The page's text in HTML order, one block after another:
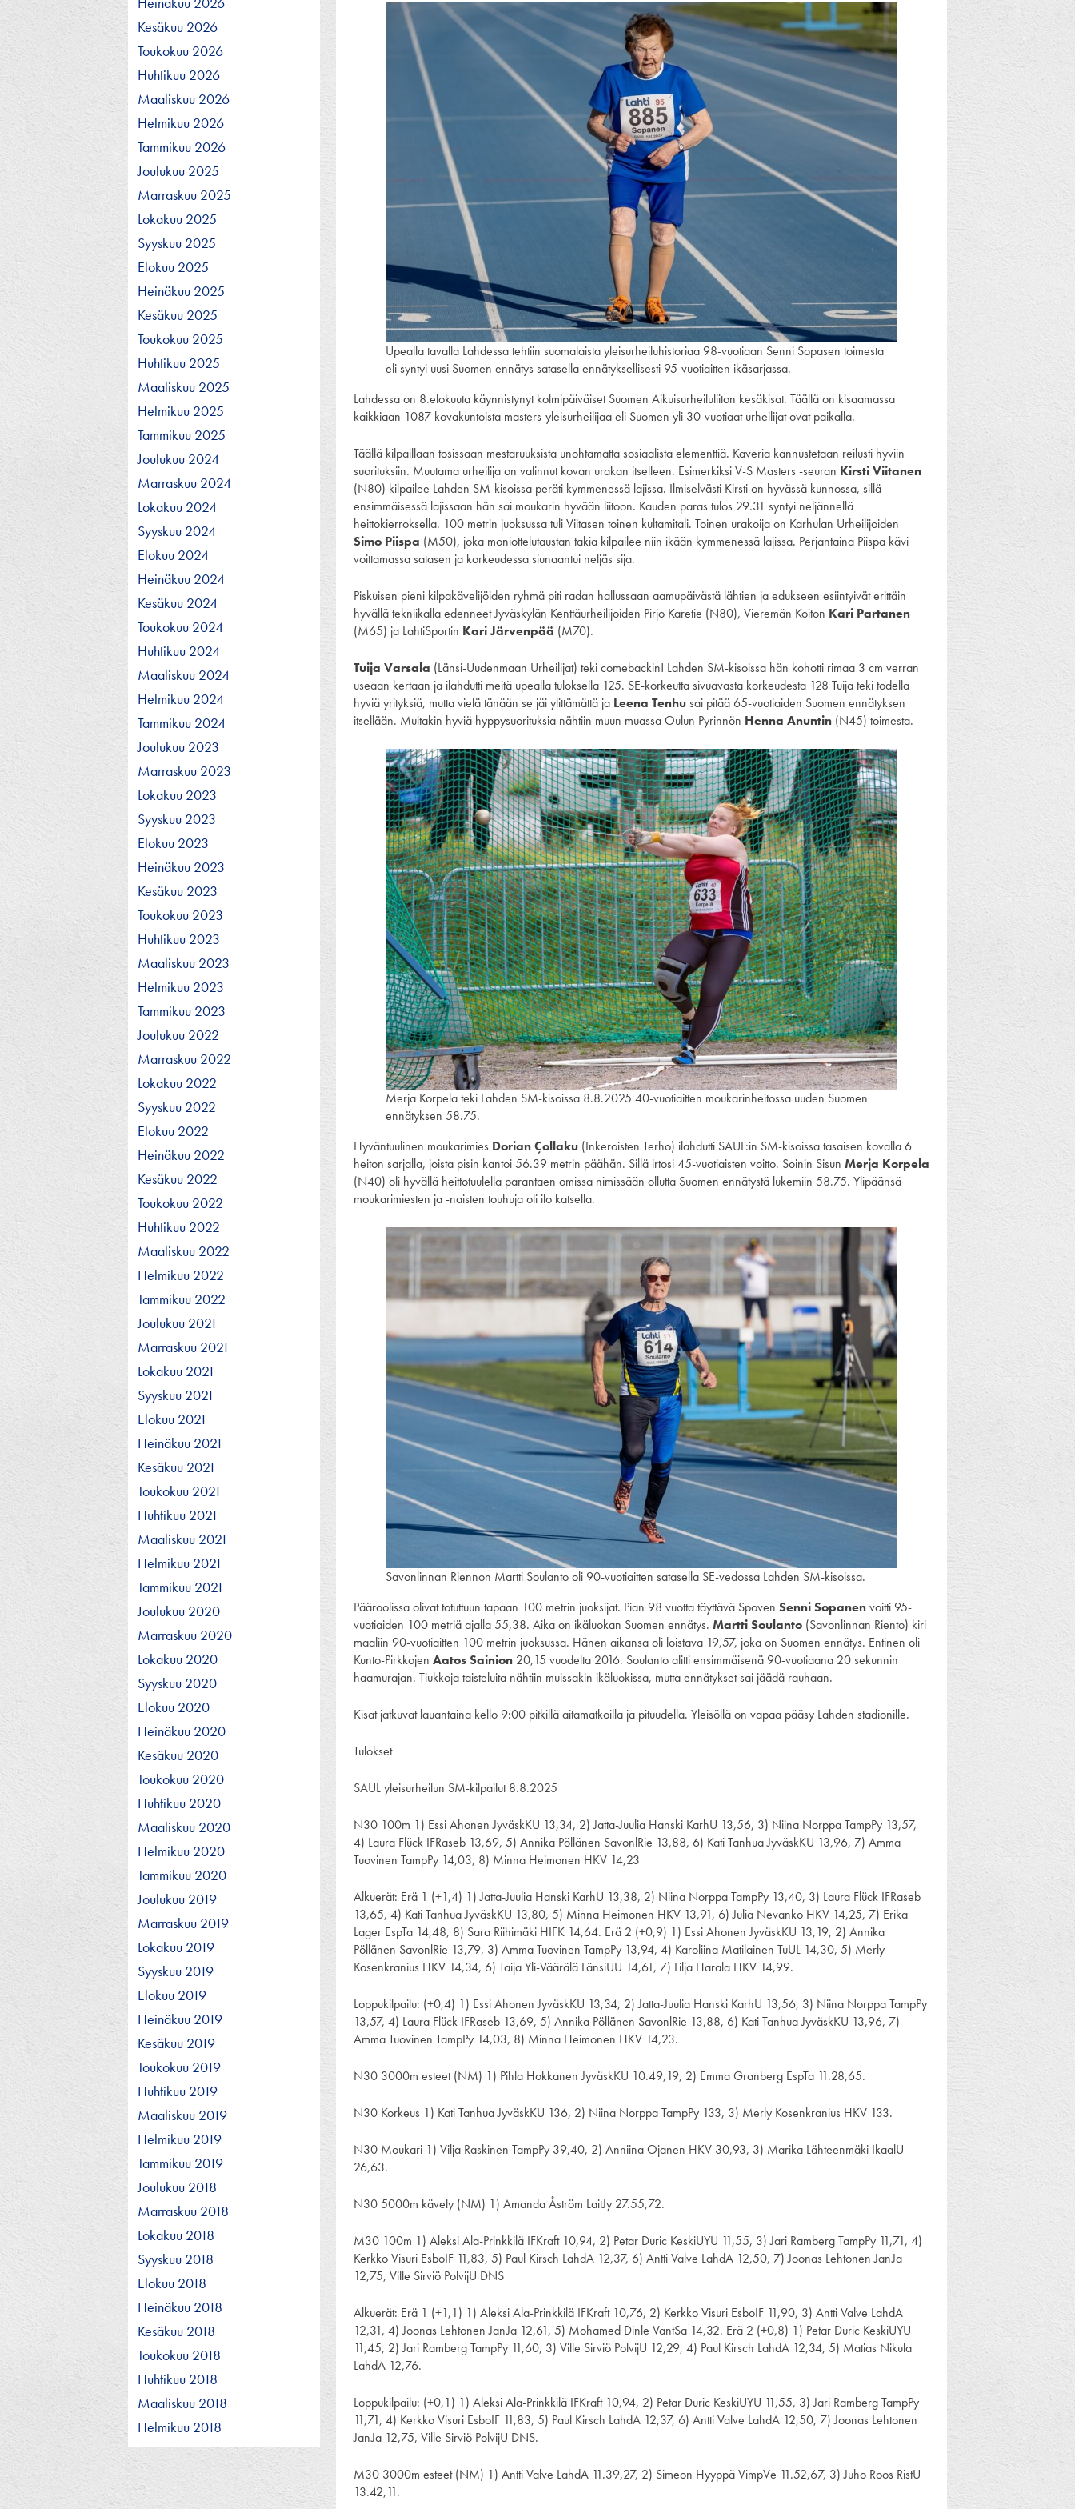
Kesäkuu 2026
Toukokuu 2026
Huhtikuu 2026
Maaliskuu 2026
Helmikuu 2026
Tammikuu 2026
Joulukuu 2025
Marraskuu 2025
Lokakuu 2025
Syyskuu 2025
Elokuu 2025
Heinäkuu 2025
Kesäkuu 2025
Toukokuu 2025
Huhtikuu 2025
Maaliskuu 2025
Helmikuu 2025
Tammikuu 2025
Joulukuu 2024
Marraskuu 2024
Lokakuu 2024
Syyskuu 2024
Elokuu 2024
Heinäkuu 2024
Kesäkuu 2024
Toukokuu 2024
Huhtikuu 2024
Maaliskuu 2024
Helmikuu 2024
Tammikuu 2024
Joulukuu 2023
Marraskuu 2023
Lokakuu 2023
Syyskuu 2023
Elokuu 2023
Heinäkuu 2023
Kesäkuu 2023
Toukokuu 2023
Huhtikuu 2023
Maaliskuu 2023
Helmikuu 2023
Tammikuu 2023
Joulukuu 2022
Marraskuu 2022
Lokakuu 2022
Syyskuu 2022
Elokuu 2022
Heinäkuu 2022
Kesäkuu 2022
Toukokuu 2022
Huhtikuu 2022
Maaliskuu 2022
Helmikuu 2022
Tammikuu 2022
Joulukuu 2021
Marraskuu 2021
Lokakuu 2021
Syyskuu 2021
Elokuu 2021
Heinäkuu 2021
Kesäkuu 2021
Toukokuu 2021
Huhtikuu 2021
Maaliskuu 2021
Helmikuu 2021
Tammikuu 2021
Joulukuu 2020
Marraskuu 2020
Lokakuu 2020
Syyskuu 2020
Elokuu 2020
Heinäkuu 2020
Kesäkuu 2020
Toukokuu 2020
Huhtikuu 2020
Maaliskuu 2020
Helmikuu 2020
Tammikuu 2020
Joulukuu 2019
Marraskuu 2019
Lokakuu 2019
Syyskuu 2019
Elokuu 2019
Heinäkuu 2019
Kesäkuu 2019
Toukokuu 2019
Huhtikuu 2019
Maaliskuu 2019
Helmikuu 2019
Tammikuu 2019
Joulukuu 2018
Marraskuu 2018
Lokakuu 2018
Syyskuu 2018
Elokuu 2018
Heinäkuu 2018
Kesäkuu 2018
Toukokuu 2018
Huhtikuu 2018
Maaliskuu 2018
Helmikuu 2018
Upealla tavalla Lahdessa tehtiin suomalaista yleisurheiluhistoriaa 98-vuotiaan Senni Sopasen toimesta
eli syntyi uusi Suomen ennätys satasella ennätyksellisesti 95-vuotiaitten ikäsarjassa.
Lahdessa on 8.elokuuta käynnistynyt kolmipäiväiset Suomen Aikuisurheiluliiton kesäkisat. Täällä on kisaamassa
kaikkiaan 1087 kovakuntoista masters-yleisurheilijaa eli Suomen yli 30-vuotiaat urheilijat ovat paikalla.
Täällä kilpaillaan tosissaan mestaruuksista unohtamatta sosiaalista elementtiä. Kaveria kannustetaan reilusti hyviin
suorituksiin. Muutama urheilija on valinnut kovan urakan itselleen. Esimerkiksi V-S Masters -seuran Kirsti Viitanen
(N80) kilpailee Lahden SM-kisoissa peräti kymmenessä lajissa. Ilmiselvästi Kirsti on hyvässä kunnossa, sillä
ensimmäisessä lajissaan hän sai moukarin hyvään liitoon. Kauden paras tulos 29.31 syntyi neljännellä
heittokierroksella. 100 metrin juoksussa tuli Viitasen toinen kultamitali. Toinen urakoija on Karhulan Urheilijoiden
Simo Piispa (M50), joka moniottelutaustan takia kilpailee niin ikään kymmenessä lajissa. Perjantaina Piispa kävi
voittamassa satasen ja korkeudessa siunaantui neljäs sija.
Piskuisen pieni kilpakävelijöiden ryhmä piti radan hallussaan aamupäivästä lähtien ja edukseen esiintyivät erittäin
hyvällä tekniikalla edenneet Jyväskylän Kenttäurheilijoiden Pirjo Karetie (N80), Vieremän Koiton Kari Partanen
(M65) ja LahtiSportin Kari Järvenpää (M70).
Tuija Varsala (Länsi-Uudenmaan Urheilijat) teki comebackin! Lahden SM-kisoissa hän kohotti rimaa 3 cm verran
useaan kertaan ja ilahdutti meitä upealla tuloksella 125. SE-korkeutta sivuavasta korkeudesta 128 Tuija teki todella
hyviä yrityksiä, mutta vielä tänään se jäi ylittämättä ja Leena Tenhusai pitää 65-vuotiaiden Suomen ennätyksen
itsellään. Muitakin hyviä hyppysuorituksia nähtiin muun muassa Oulun Pyrinnön Henna Anuntin (N45) toimesta.
Merja Korpela teki Lahden SM-kisoissa 8.8.2025 40-vuotiaitten moukarinheitossa uuden Suomen
ennätyksen 58.75.
Hyväntuulinen moukarimies Dorian Çollaku (Inkeroisten Terho) ilahdutti SAUL:in SM-kisoissa tasaisen kovalla 6
heiton sarjalla, joista pisin kantoi 56.39 metrin päähän. Sillä irtosi 45-vuotiaisten voitto. Soinin Sisun Merja Korpela
(N40) oli hyvällä heittotuulella parantaen omissa nimissään ollutta Suomen ennätystä lukemiin 58.75. Ylipäänsä
moukarimiesten ja -naisten touhuja oli ilo katsella.
Savonlinnan Riennon Martti Soulanto oli 90-vuotiaitten satasella SE-vedossa Lahden SM-kisoissa.
Pääroolissa olivat totuttuun tapaan 100 metrin juoksijat. Pian 98 vuotta täyttävä Spoven Senni Sopanenvoitti 95-
vuotiaiden 100 metriä ajalla 55,38. Aika on ikäluokan Suomen ennätys. Martti Soulanto (Savonlinnan Riento) kiri
maaliin 90-vuotiaitten 100 metrin juoksussa. Hänen aikansa oli loistava 19,57, joka on Suomen ennätys. Entinen oli
Kunto-Pirkkojen Aatos Sainion 20,15 vuodelta 2016. Soulanto alitti ensimmäisenä 90-vuotiaana 20 sekunnin
haamurajan. Tiukkoja taisteluita nähtiin muissakin ikäluokissa, mutta ennätykset sai jäädä rauhaan.
Kisat jatkuvat lauantaina kello 9:00 pitkillä aitamatkoilla ja pituudella. Yleisöllä on vapaa pääsy Lahden stadionille.
Tulokset
SAUL yleisurheilun SM-kilpailut 8.8.2025
N30 100m 1) Essi Ahonen JyväskKU 13,34, 2) Jatta-Juulia Hanski KarhU 13,56, 3) Niina Norppa TampPy 13,57,
4) Laura Flück IFRaseb 13,69, 5) Annika Pöllänen SavonlRie 13,88, 6) Kati Tanhua JyväskKU 13,96, 7) Amma
Tuovinen TampPy 14,03, 8) Minna Heimonen HKV 14,23
Alkuerät: Erä 1 (+1,4) 1) Jatta-Juulia Hanski KarhU 13,38, 2) Niina Norppa TampPy 13,40, 3) Laura Flück IFRaseb
13,65, 4) Kati Tanhua JyväskKU 13,80, 5) Minna Heimonen HKV 13,91, 6) Julia Nevanko HKV 14,25, 7) Erika
Lager EspTa 14,48, 8) Sara Riihimäki HIFK 14,64. Erä 2 (+0,9) 1) Essi Ahonen JyväskKU 13,19, 2) Annika
Pöllänen SavonlRie 13,79, 3) Amma Tuovinen TampPy 13,94, 4) Karoliina Matilainen TuUL 14,30, 5) Merly
Kosenkranius HKV 14,34, 6) Taija Yli-Väärälä LänsiUU 14,61, 7) Lilja Harala HKV 14,99.
Loppukilpailu: (+0,4) 1) Essi Ahonen JyväskKU 13,34, 2) Jatta-Juulia Hanski KarhU 13,56, 3) Niina Norppa TampPy
13,57, 4) Laura Flück IFRaseb 13,69, 5) Annika Pöllänen SavonlRie 13,88, 6) Kati Tanhua JyväskKU 13,96, 7)
Amma Tuovinen TampPy 14,03, 8) Minna Heimonen HKV 14,23.
N30 3000m esteet (NM) 1) Pihla Hokkanen JyväskKU 10.49,19, 2) Emma Granberg EspTa 11.28,65.
N30 Korkeus 1) Kati Tanhua JyväskKU 136, 2) Niina Norppa TampPy 133, 3) Merly Kosenkranius HKV 133.
N30 Moukari 1) Vilja Raskinen TampPy 39,40, 2) Anniina Ojanen HKV 30,93, 3) Marika Lähteenmäki IkaalU
26,63.
N30 5000m kävely (NM) 1) Amanda Åström LaitJy 27.55,72.
M30 100m 1) Aleksi Ala-Prinkkilä IFKraft 10,94, 2) Petar Duric KeskiUYU 11,55, 3) Jari Ramberg TampPy 11,71, 4)
Kerkko Visuri EsboIF 11,83, 5) Paul Kirsch LahdA 12,37, 6) Antti Valve LahdA 12,50, 7) Joonas Lehtonen JanJa
12,75, Ville Sirviö PolvijU DNS
Alkuerät: Erä 1 (+1,1) 1) Aleksi Ala-Prinkkilä IFKraft 10,76, 2) Kerkko Visuri EsboIF 11,90, 3) Antti Valve LahdA
12,31, 4) Joonas Lehtonen JanJa 12,61, 5) Mohamed Dinle VantSa 14,32. Erä 2 (+0,8) 1) Petar Duric KeskiUYU
11,45, 2) Jari Ramberg TampPy 11,60, 3) Ville Sirviö PolvijU 12,29, 4) Paul Kirsch LahdA 12,34, 5) Matias Nikula
LahdA 12,76.
Loppukilpailu: (+0,1) 1) Aleksi Ala-Prinkkilä IFKraft 10,94, 2) Petar Duric KeskiUYU 11,55, 3) Jari Ramberg TampPy
11,71, 4) Kerkko Visuri EsboIF 11,83, 5) Paul Kirsch LahdA 12,37, 6) Antti Valve LahdA 12,50, 7) Joonas Lehtonen
JanJa 12,75, Ville Sirviö PolvijU DNS.
M30 3000m esteet (NM) 1) Antti Valve LahdA 11.39,27, 2) Simeon Hyyppä VimpVe 11.52,67, 3) Juho Roos RistU
13.42,11.